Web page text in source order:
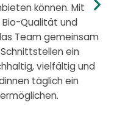
können. Mit
Bio-Qualität und
Team gemeinsam
ein
vielfältig und
täglich ein